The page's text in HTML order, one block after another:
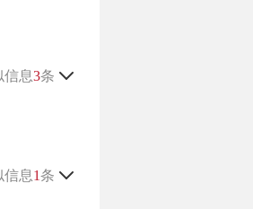
信息3条
信息1条